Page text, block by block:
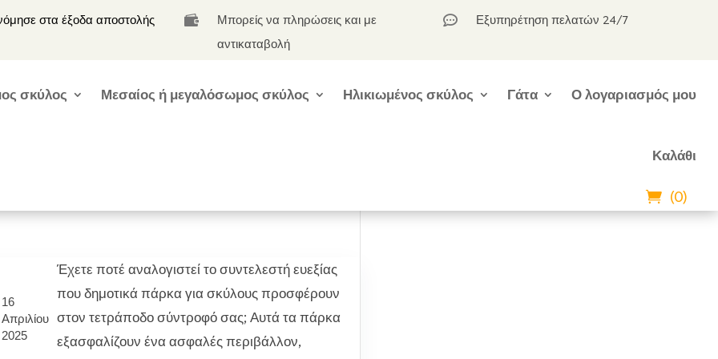
στα έξοδα αποστολής 
Μπορείς να πληρώσεις και με
αντικαταβολή
 Εξυπηρέτηση πελατών 24/7
σκύλος Μεσαίος ή μεγαλόσωμος σκύλος Ηλικιωμένος σκύλος Γάτα Ο λογαριασμός μου
Καλάθι
(0)
16
Απριλίου
2025
Έχετε ποτέ αναλογιστεί το συντελεστή ευεξίας
που δημοτικά πάρκα για σκύλους προσφέρουν
στον τετράποδο σύντροφό σας; Αυτά τα πάρκα
εξασφαλίζουν ένα ασφαλές περιβάλλον,